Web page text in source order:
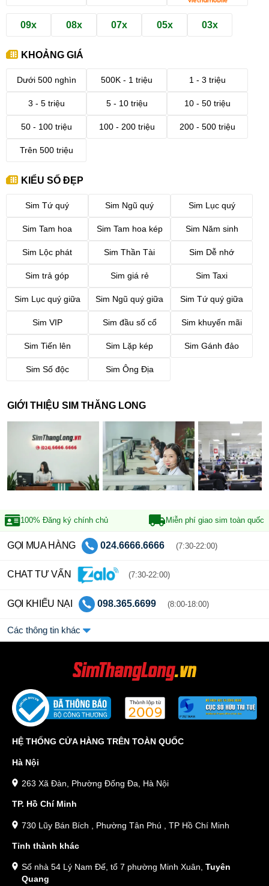
09x 08x 07x 05x 03x
KHOẢNG GIÁ
Dưới 500 nghìn 500K - 1 triệu 1 - 3 triệu
3 - 5 triệu 5 - 10 triệu 10 - 50 triệu
50 - 100 triệu 100 - 200 triệu 200 - 500 triệu
Trên 500 triệu
KIỂU SỐ ĐẸP
Sim Tứ quý Sim Ngũ quý Sim Lục quý
Sim Tam hoa Sim Tam hoa kép Sim Năm sinh
Sim Lộc phát Sim Thần Tài Sim Dễ nhớ
Sim trả góp Sim giá rẻ Sim Taxi
Sim Lục quý giữa Sim Ngũ quý giữa Sim Tứ quý giữa
Sim VIP Sim đầu số cổ Sim khuyến mãi
Sim Tiến lên Sim Lặp kép Sim Gánh đảo
Sim Số độc Sim Ông Địa
GIỚI THIỆU SIM THĂNG LONG
100% Đăng ký chính chủ Miễn phí giao sim toàn quốc
GỌI MUA HÀNG 024.6666.6666 (7:30-22:00)
CHAT TƯ VẤN (7:30-22:00)
GỌI KHIẾU NẠI 098.365.6699 (8:00-18:00)
Các thông tin khác
HỆ THỐNG CỬA HÀNG TRÊN TOÀN QUỐC
Hà Nội
263 Xã Đàn, Phường Đống Đa, Hà Nội
TP. Hồ Chí Minh
730 Lũy Bán Bích , Phường Tân Phú , TP Hồ Chí Minh
Tỉnh thành khác
Số nhà 54 Lý Nam Đế, tổ 7 phường Minh Xuân, Tuyên
Quang